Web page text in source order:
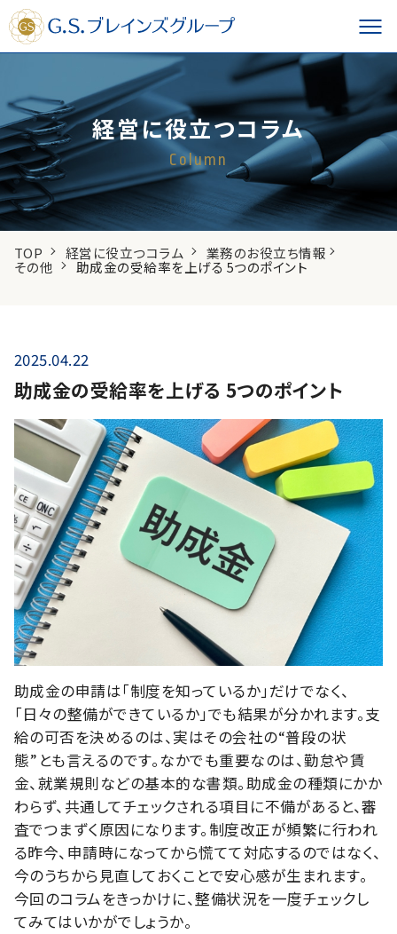
経営に役立つコラム
Column
TOP 経営に役立つコラム 業務のお役立ち情報
その他 助成金の受給率を上げる 5つのポイント
2025.04.22
助成金の受給率を上げる 5つのポイント
助成金の申請は「制度を知っているか」だけでなく、
「日々の整備ができているか」でも結果が分かれます。支
給の可否を決めるのは、実はその会社の“普段の状
態”とも言えるのです。なかでも重要なのは、勤怠や賃
金、就業規則などの基本的な書類。助成金の種類にかか
わらず、共通してチェックされる項目に不備があると、審
査でつまずく原因になります。制度改正が頻繁に行われ
る昨今、申請時になってから慌てて対応するのではなく、
今のうちから見直しておくことで安心感が生まれます。
今回のコラムをきっかけに、整備状況を一度チェックし
てみてはいかがでしょうか。